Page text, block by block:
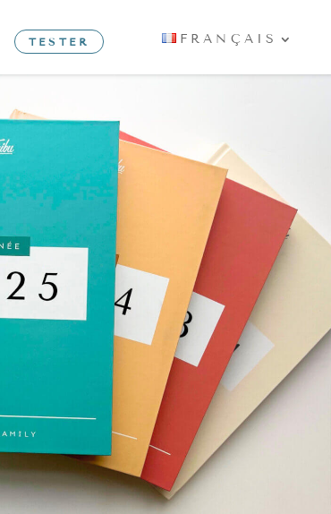
FRANÇAIS
TESTER